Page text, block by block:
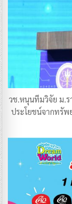
วช.หนุนทีมวิจัย ม.ร
ประโยชน์จากทรัพ